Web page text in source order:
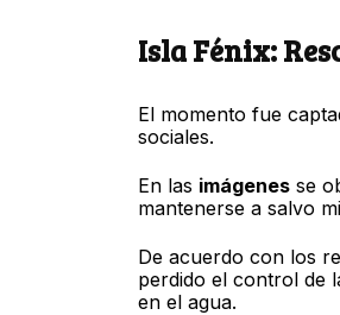
Isla Fénix:
El momento fue
sociales.
En las imágenesse
mantenerse a salvo
De acuerdo con los
perdido el control de
en el agua.